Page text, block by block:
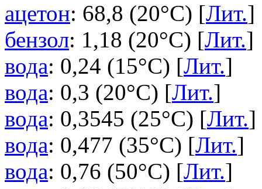
ацетон: 68,8 (20°C) [Лит.]
бензол: 1,18 (20°C) [Лит.]
вода: 0,24 (15°C) [Лит.]
вода: 0,3 (20°C) [Лит.]
вода: 0,3545 (25°C) [Лит.]
вода: 0,477 (35°C) [Лит.]
вода: 0,76 (50°C) [Лит.]